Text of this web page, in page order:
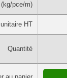
(kg/pce/m)
HT
Quantité